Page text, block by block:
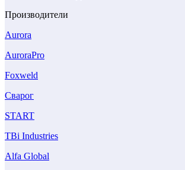
Производители
Aurora
AuroraPro
Foxweld
Сварог
START
TBi Industries
Alfa Global